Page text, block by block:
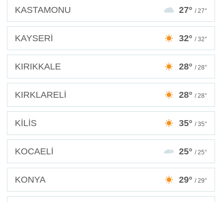
KASTAMONU 27° / 27°
KAYSERİ 32° / 32°
KIRIKKALE 28° / 28°
KIRKLARELİ 28° / 28°
KİLİS 35° / 35°
KOCAELİ 25° / 25°
KONYA 29° / 29°